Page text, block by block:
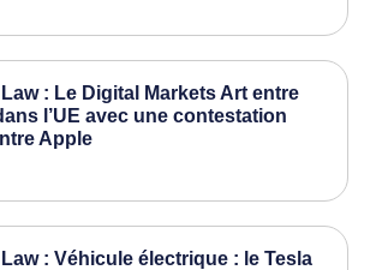
: Le Digital Markets Art entre
l’UE avec une contestation
Apple
: Véhicule électrique : le Tesla